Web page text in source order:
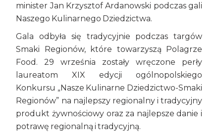
minister Jan Krzysztof Ardanowski podczas gali
Naszego Kulinarnego Dziedzictwa.
Gala odbyła się tradycyjnie podczas targów
Smaki Regionów, które towarzyszą Polagrze
Food. 29 września zostały wręczone perły
laureatom XIX edycji ogólnopolskiego
Konkursu „Nasze Kulinarne Dziedzictwo-Smaki
Regionów” na najlepszy regionalny i tradycyjny
produkt żywnościowy oraz za najlepsze danie i
potrawę regionalną i tradycyjną.